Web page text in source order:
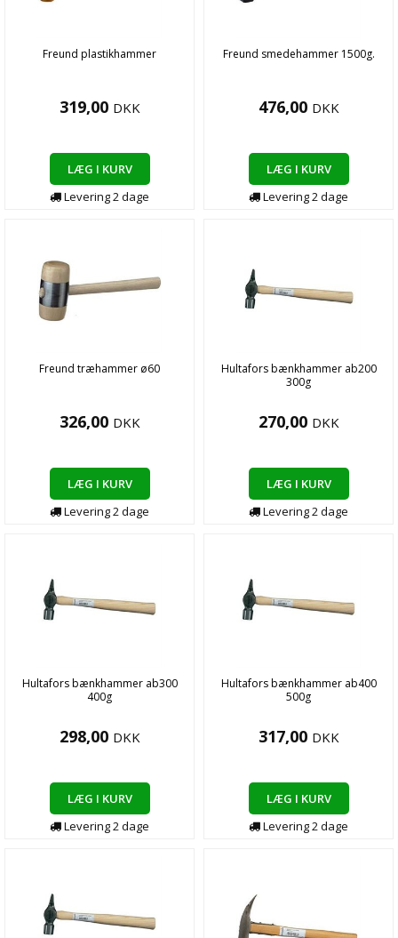
Freund plastikhammer
319,00 DKK
LÆG I KURV
Levering2dage
Freund smedehammer 1500g.
476,00 DKK
LÆG I KURV
Levering2dage
Freund træhammer ø60
326,00 DKK
LÆG I KURV
Levering2dage
Hultafors bænkhammer ab200
300g
270,00 DKK
LÆG I KURV
Levering2dage
Hultafors bænkhammer ab300
400g
298,00 DKK
LÆG I KURV
Levering2dage
Hultafors bænkhammer ab400
500g
317,00 DKK
LÆG I KURV
Levering2dage